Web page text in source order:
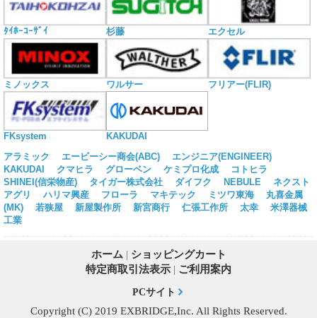
ﾀｲﾎｰｺｰｻﾞｲ 杉藤 エクセル
ミノックス ワルサー フリアー(FLIR)
FKsystem
KAKUDAI
アラミック
エービーシー商会(ABC)
エンジニア(ENGINEER)
KAKUDAI
クマヒラ グローベン ケミプロ化成
コトヒラ
SHINEI(信栄物産)
タイガー株式会社 ダイフク NEBULE
ネクスト
アグリ
ハリマ興産 フローラ マキテック ミツワ東海
丸喜金属
(MK)
若狭屋 新屋製作所 新宮商行 仁張工作所 太幸
米澤器械
工業
ホーム | ショッピングカート
特定商取引法表示 | ご利用案内
PCサイト
Copyright (C) 2019 EXBRIDGE,Inc. All Rights Reserved.